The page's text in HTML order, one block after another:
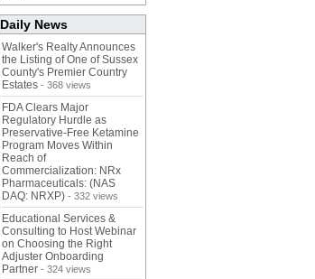
Daily News
Walker's Realty Announces
the Listing of One of Sussex
County's Premier Country
Estates - 368 views
FDA Clears Major
Regulatory Hurdle as
Preservative-Free Ketamine
Program Moves Within
Reach of
Commercialization: NRx
Pharmaceuticals: (NAS
DAQ: NRXP) - 332 views
Educational Services &
Consulting to Host Webinar
on Choosing the Right
Adjuster Onboarding
Partner - 324 views